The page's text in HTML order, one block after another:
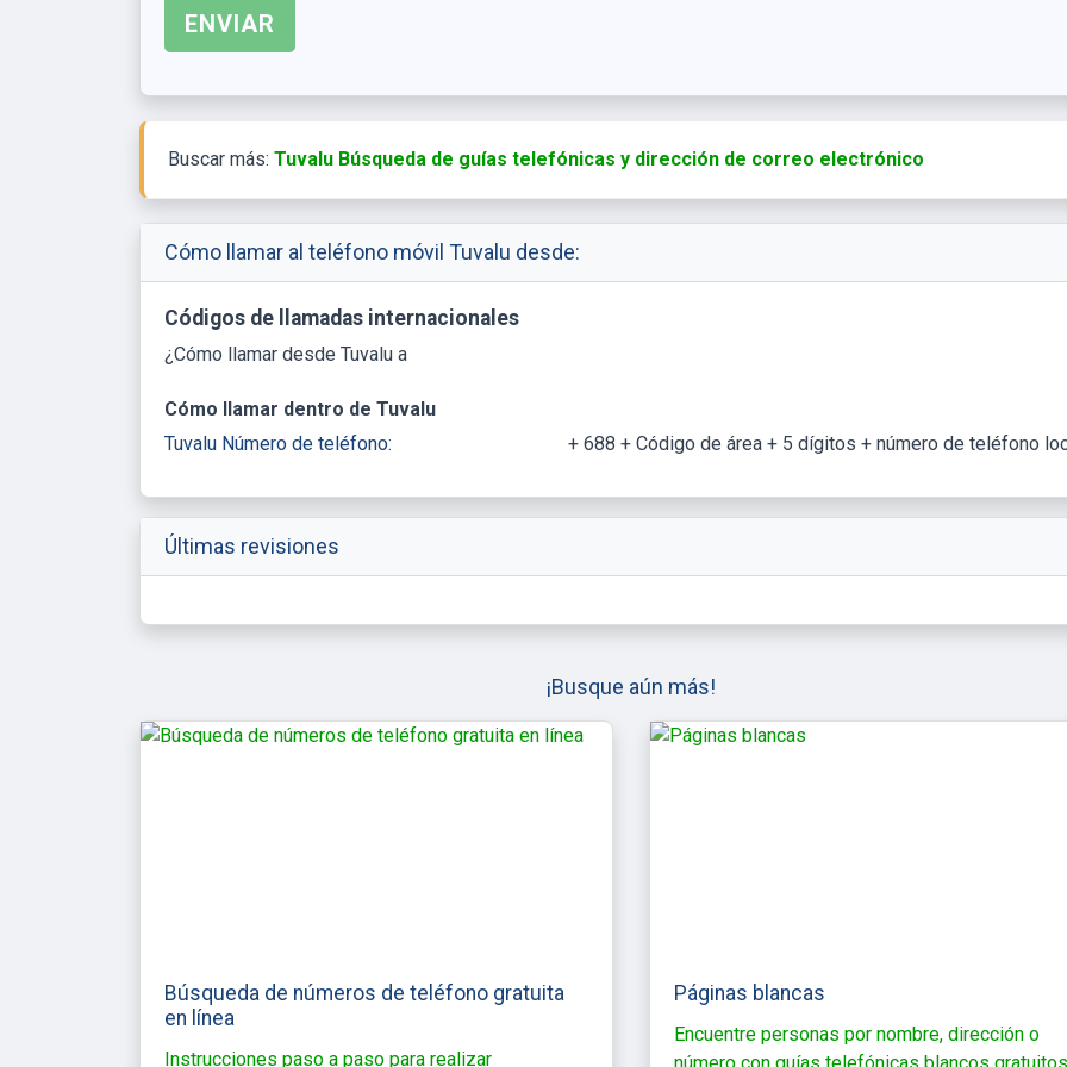
Buscar más: Tuvalu Búsqueda de guías telefónicas y dirección de correo electrónico
Cómo llamar al teléfono móvil Tuvalu desde:
Códigos de llamadas internacionales
¿Cómo llamar desde Tuvalu a
Cómo llamar dentro de Tuvalu
Tuvalu Número de teléfono:
+ 688 + Código de área + 5 dígitos + número de teléfono
Últimas revisiones
¡Busque aún más!
Búsqueda de números de teléfono gratuita
en línea
Instrucciones paso a paso para realizar
Páginas blancas
Encuentre personas por nombre, dirección o